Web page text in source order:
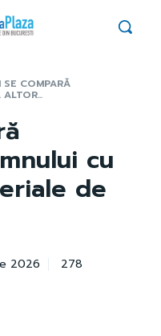
SE COMPARĂ
cu
de
2026 278